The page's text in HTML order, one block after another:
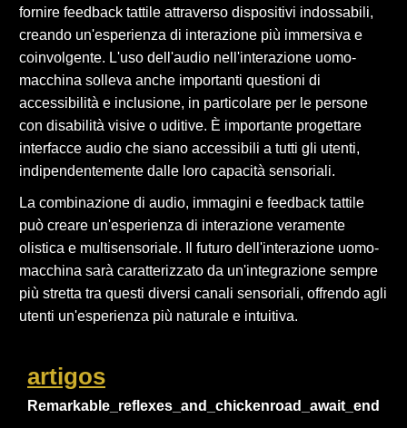
fornire feedback tattile attraverso dispositivi indossabili,
creando un'esperienza di interazione più immersiva e
coinvolgente. L'uso dell'audio nell'interazione uomo-
macchina solleva anche importanti questioni di
accessibilità e inclusione, in particolare per le persone
con disabilità visive o uditive. È importante progettare
interfacce audio che siano accessibili a tutti gli utenti,
indipendentemente dalle loro capacità sensoriali.
La combinazione di audio, immagini e feedback tattile
può creare un'esperienza di interazione veramente
olistica e multisensoriale. Il futuro dell'interazione uomo-
macchina sarà caratterizzato da un'integrazione sempre
più stretta tra questi diversi canali sensoriali, offrendo agli
utenti un'esperienza più naturale e intuitiva.
artigos